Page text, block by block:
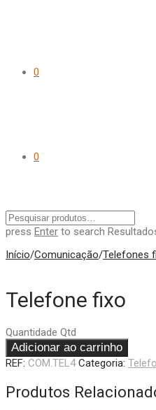
0
0
press Enter to search
Início/Comunicação/Telefones
Telefone fixo
Quantidade Qtd
Adicionar ao carrinho
REF: COM.TEL4 Categoria:
Produtos